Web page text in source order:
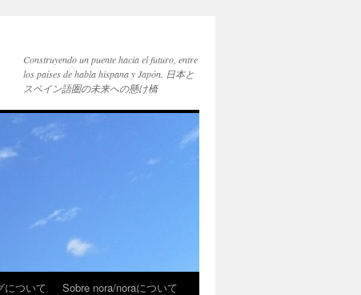
Construyendo un puente hacia el futuro, entre
los países de habla hispana y Japón. 日本と
スペイン語圏の未来への懸け橋
について Sobre nora/noraについて